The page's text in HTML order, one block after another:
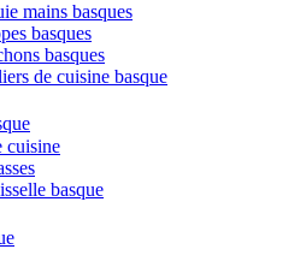
mains basques
basques
basques
de cuisine basque
cuisine
basque